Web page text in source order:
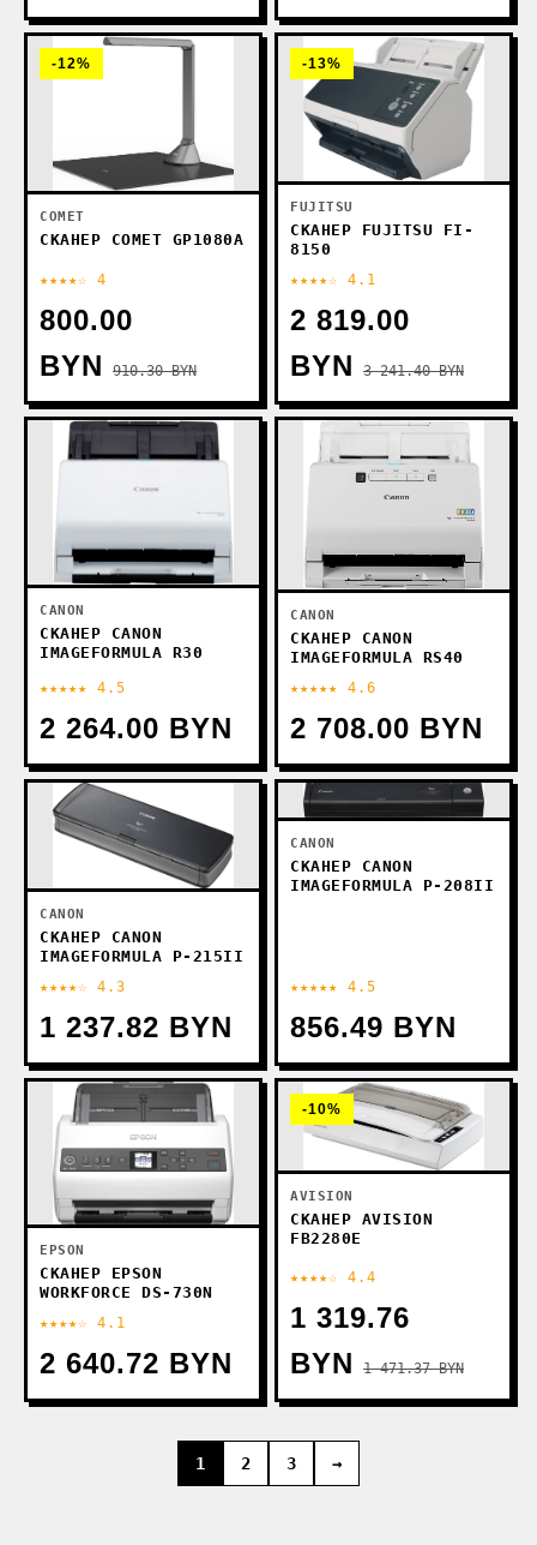
-12%
COMET
СКАНЕР COMET GP1080A
★★★★☆ 4
800.00
BYN
910.30 BYN
-13%
FUJITSU
СКАНЕР FUJITSU FI-
8150
★★★★☆ 4.1
2 819.00
BYN
3 241.40 BYN
CANON
СКАНЕР CANON
IMAGEFORMULA R30
★★★★★ 4.5
2 264.00 BYN
CANON
СКАНЕР CANON
IMAGEFORMULA RS40
★★★★★ 4.6
2 708.00 BYN
CANON
СКАНЕР CANON
IMAGEFORMULA P-215II
★★★★☆ 4.3
1 237.82 BYN
CANON
СКАНЕР CANON
IMAGEFORMULA P-208II
★★★★★ 4.5
856.49 BYN
EPSON
СКАНЕР EPSON
WORKFORCE DS-730N
★★★★☆ 4.1
2 640.72 BYN
-10%
AVISION
СКАНЕР AVISION
FB2280E
★★★★☆ 4.4
1 319.76
BYN
1 471.37 BYN
1 2 3 →